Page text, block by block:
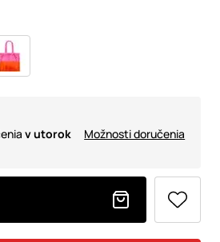
v utorok
Možnosti doručenia